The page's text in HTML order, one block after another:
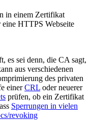
in einem Zertifikat
HTTPS Webseite
es sei denn, die CA sagt,
aus verschiedenen
des privaten
einerCRL oder neuerer
prüfen, ob ein Zertifikat
Sperrungen in vielen
revoking